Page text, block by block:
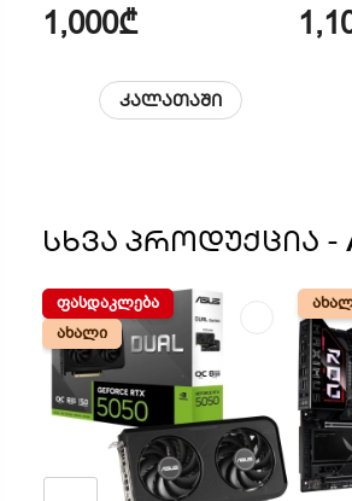
1,000₾
კალათაში
ᲡᲮᲕᲐ ᲞᲠᲝᲓᲣᲥᲪᲘᲐ -
ᲤᲐᲡᲓᲐᲙᲚᲔᲑᲐ
ᲐᲮᲐᲚᲘ
ᲤᲐᲡᲓᲐᲙᲚᲔᲑᲐ
ᲐᲮᲐᲚᲘ